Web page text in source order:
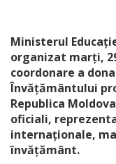
Ministerul
organizat marți,
coordonare a
Învățământului
Republica
oficiali,
internaționale,
învățământ.